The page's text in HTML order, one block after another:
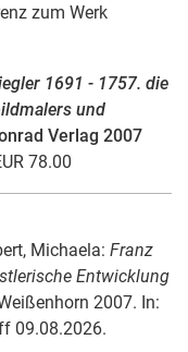
zum Werk
1691 - 1757. die
und
Verlag 2007
78.00
Michaela: Franz
Entwicklung
2007. In:
09.08.2026.